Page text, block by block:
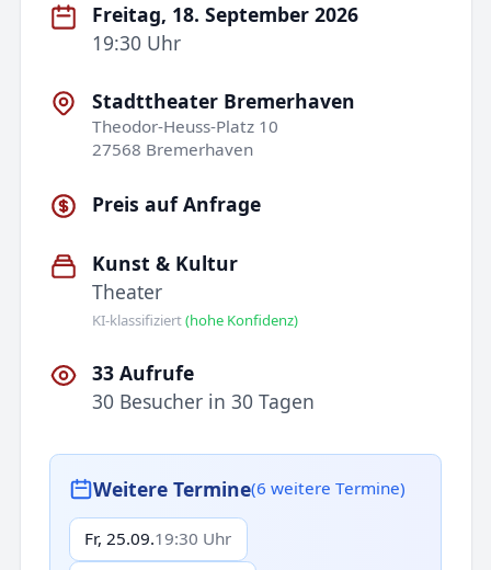
Freitag, 18. September 2026
19:30 Uhr
Stadttheater Bremerhaven
Theodor-Heuss-Platz 10
27568 Bremerhaven
Preis auf Anfrage
Kunst & Kultur
Theater
KI-klassifiziert(hohe Konfidenz)
33 Aufrufe
30 Besucher in 30 Tagen
Weitere Termine(6 weitere Termine)
Fr, 25.09.19:30 Uhr